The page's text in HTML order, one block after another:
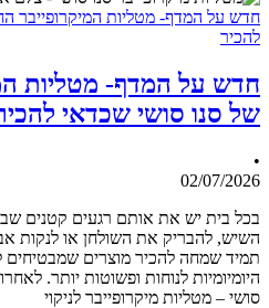
חדש על המדף- מטליות המיקרופייבר
להכיר
חדש על המדף- מטליות
של סנו סושי שכדאי
•
02/07/2026
בכל בית יש את אותם רגעים קטנים
השיש, להבריק את השולחן או לנקות
תמיד שמחה להכיר מוצרים שמבטיחים
היומיומיות לנוחות ופשוטות יותר.
סושי – מטליות מיקרופייבר לניקוי